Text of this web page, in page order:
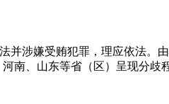
涉嫌受贿犯罪，理应依法。
南、山东等省（区）呈现分歧